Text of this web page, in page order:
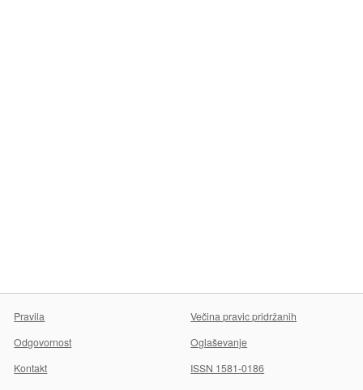
Pravila
Večina pravic pridržanih
Odgovornost
Oglaševanje
Kontakt
ISSN 1581-0186